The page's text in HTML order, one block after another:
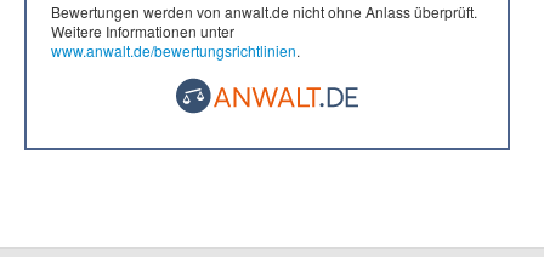
Bewertungen werden von anwalt.de nicht ohne Anlass überprüft.
Weitere Informationen unter
www.anwalt.de/bewertungsrichtlinien.